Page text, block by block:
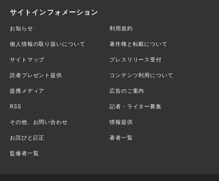
サイトインフォメーション
お知らせ 利用規約
個人情報の取り扱いについて 著作権と転載について
サイトマップ プレスリリース受付
読者プレゼント提供 コンテンツ利用について
提携メディア 広告のご案内
RSS 記者・ライター募集
その他、お問い合わせ 情報提供
お詫びと訂正 著者一覧
監修者一覧